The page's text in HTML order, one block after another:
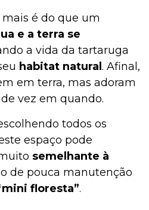
é do que um
e a terra se
a vida da tartaruga
habitat natural . Afinal,
em terra, mas adoram
vez em quando.
todos os
espaço pode
semelhante à
de pouca manutenção
floresta”.